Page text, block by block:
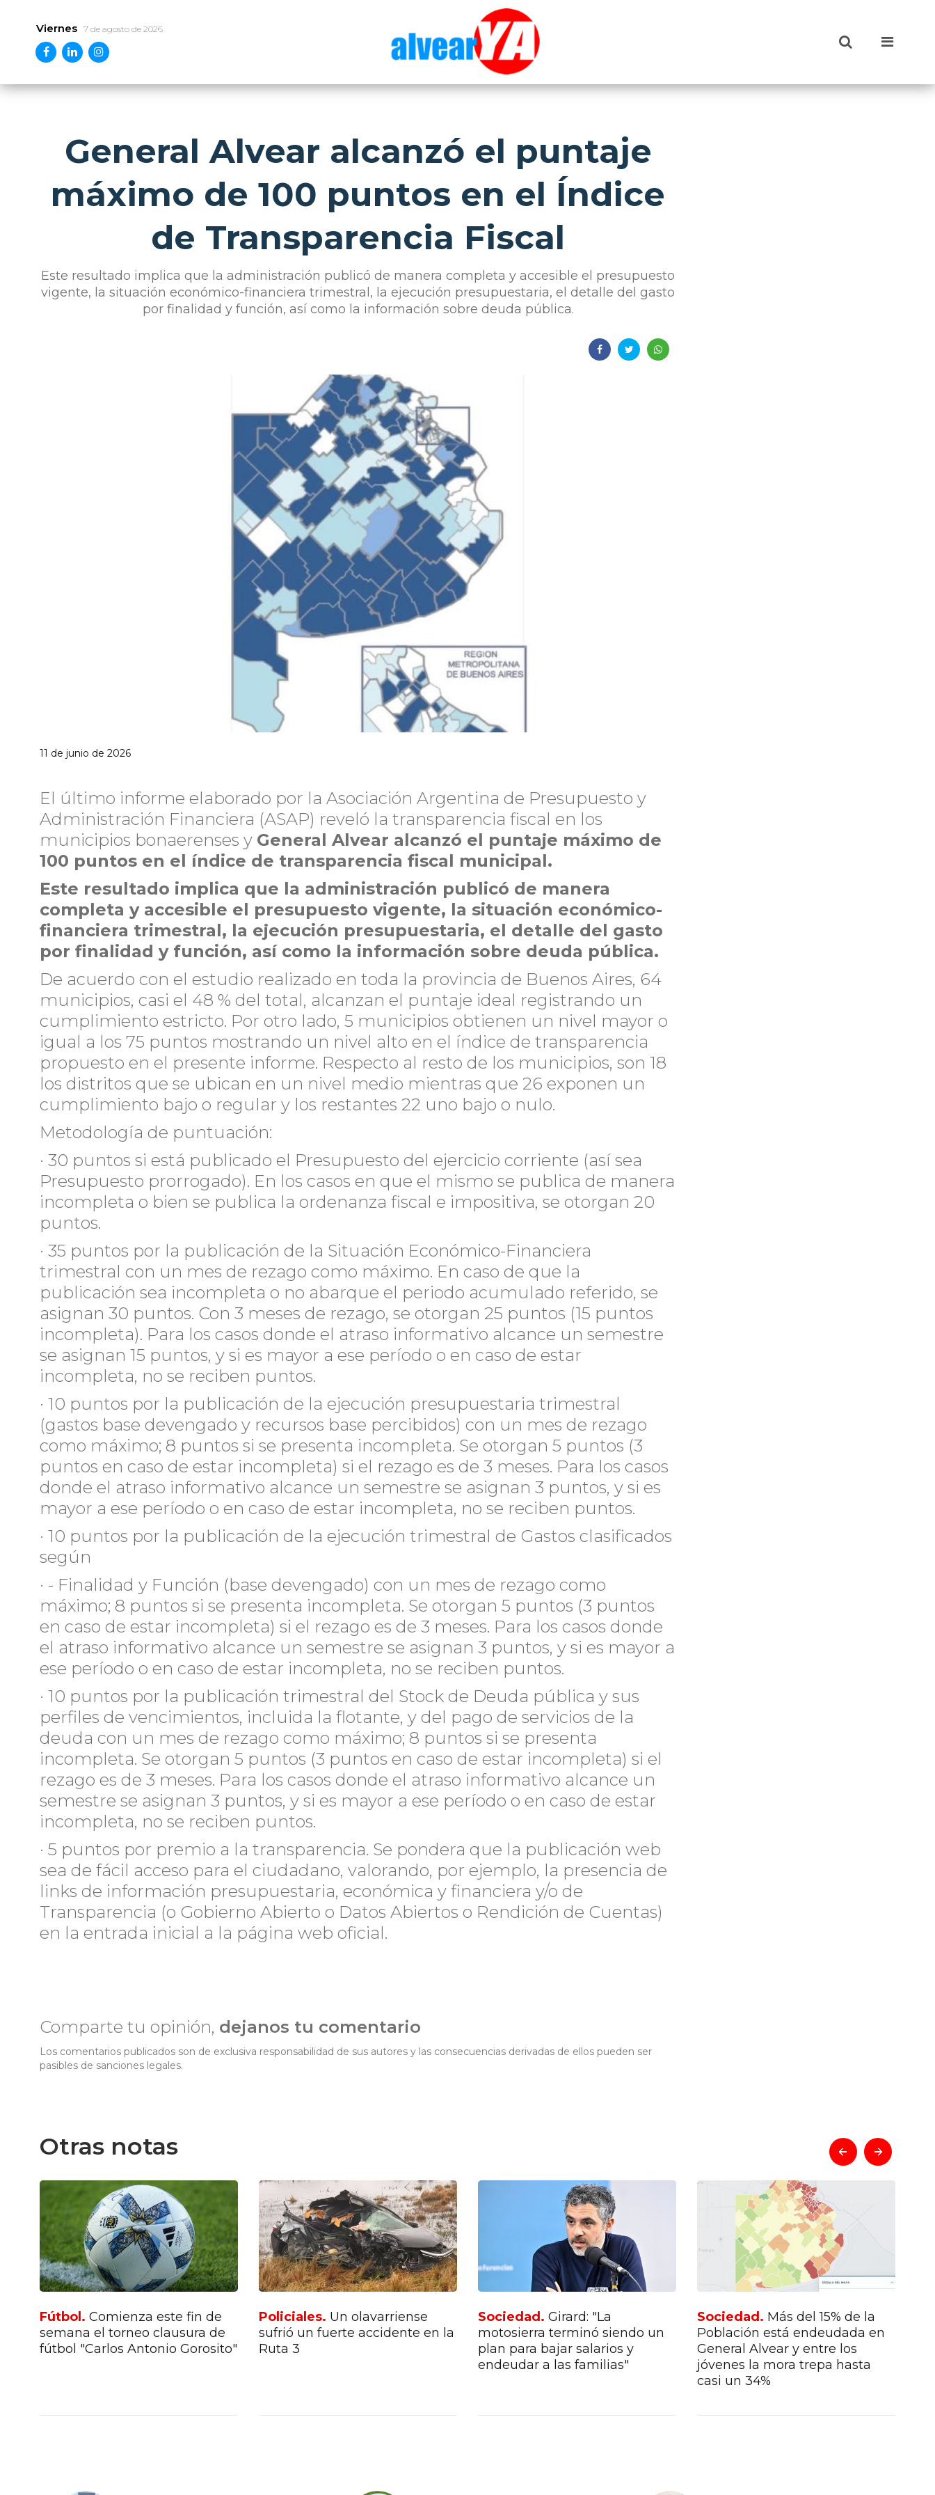
Viernes 7 de agosto de 2026
General Alvear alcanzó el puntaje
máximo de 100 puntos en el Índice
de Transparencia Fiscal
Este resultado implica que la administración publicó de manera completa y accesible el presupuesto
vigente, la situación económico-financiera trimestral, la ejecución presupuestaria, el detalle del gasto
por finalidad y función, así como la información sobre deuda pública.
11 de junio de 2026
El último informe elaborado por la Asociación Argentina de Presupuesto y
Administración Financiera (ASAP) reveló la transparencia fiscal en los
municipios bonaerenses y General Alvear alcanzó el puntaje máximo de
100 puntos en el índice de transparencia fiscal municipal.
Este resultado implica que la administración publicó de manera
completa y accesible el presupuesto vigente, la situación económico-
financiera trimestral, la ejecución presupuestaria, el detalle del gasto
por finalidad y función, así como la información sobre deuda pública.
De acuerdo con el estudio realizado en toda la provincia de Buenos Aires, 64
municipios, casi el 48 % del total, alcanzan el puntaje ideal registrando un
cumplimiento estricto. Por otro lado, 5 municipios obtienen un nivel mayor o
igual a los 75 puntos mostrando un nivel alto en el índice de transparencia
propuesto en el presente informe. Respecto al resto de los municipios, son 18
los distritos que se ubican en un nivel medio mientras que 26 exponen un
cumplimiento bajo o regular y los restantes 22 uno bajo o nulo.
Metodología de puntuación:
· 30 puntos si está publicado el Presupuesto del ejercicio corriente (así sea
Presupuesto prorrogado). En los casos en que el mismo se publica de manera
incompleta o bien se publica la ordenanza fiscal e impositiva, se otorgan 20
puntos.
· 35 puntos por la publicación de la Situación Económico-Financiera
trimestral con un mes de rezago como máximo. En caso de que la
publicación sea incompleta o no abarque el periodo acumulado referido, se
asignan 30 puntos. Con 3 meses de rezago, se otorgan 25 puntos (15 puntos
incompleta). Para los casos donde el atraso informativo alcance un semestre
se asignan 15 puntos, y si es mayor a ese período o en caso de estar
incompleta, no se reciben puntos.
· 10 puntos por la publicación de la ejecución presupuestaria trimestral
(gastos base devengado y recursos base percibidos) con un mes de rezago
como máximo; 8 puntos si se presenta incompleta. Se otorgan 5 puntos (3
puntos en caso de estar incompleta) si el rezago es de 3 meses. Para los casos
donde el atraso informativo alcance un semestre se asignan 3 puntos, y si es
mayor a ese período o en caso de estar incompleta, no se reciben puntos.
· 10 puntos por la publicación de la ejecución trimestral de Gastos clasificados
según
· - Finalidad y Función (base devengado) con un mes de rezago como
máximo; 8 puntos si se presenta incompleta. Se otorgan 5 puntos (3 puntos
en caso de estar incompleta) si el rezago es de 3 meses. Para los casos donde
el atraso informativo alcance un semestre se asignan 3 puntos, y si es mayor a
ese período o en caso de estar incompleta, no se reciben puntos.
· 10 puntos por la publicación trimestral del Stock de Deuda pública y sus
perfiles de vencimientos, incluida la flotante, y del pago de servicios de la
deuda con un mes de rezago como máximo; 8 puntos si se presenta
incompleta. Se otorgan 5 puntos (3 puntos en caso de estar incompleta) si el
rezago es de 3 meses. Para los casos donde el atraso informativo alcance un
semestre se asignan 3 puntos, y si es mayor a ese período o en caso de estar
incompleta, no se reciben puntos.
· 5 puntos por premio a la transparencia. Se pondera que la publicación web
sea de fácil acceso para el ciudadano, valorando, por ejemplo, la presencia de
links de información presupuestaria, económica y financiera y/o de
Transparencia (o Gobierno Abierto o Datos Abiertos o Rendición de Cuentas)
en la entrada inicial a la página web oficial.
Comparte tu opinión, dejanos tu comentario
Los comentarios publicados son de exclusiva responsabilidad de sus autores y las consecuencias derivadas de ellos pueden ser
pasibles de sanciones legales.
Otras notas
Fútbol. Comienza este fin de
semana el torneo clausura de
fútbol "Carlos Antonio Gorosito"
Policiales. Un olavarriense
sufrió un fuerte accidente en la
Ruta 3
Sociedad. Girard: "La
motosierra terminó siendo un
plan para bajar salarios y
endeudar a las familias"
Sociedad. Más del 15% de la
Población está endeudada en
General Alvear y entre los
jóvenes la mora trepa hasta
casi un 34%
prev next